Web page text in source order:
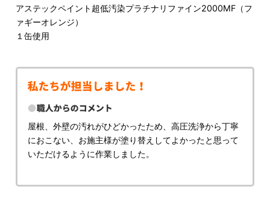
アステックペイント超低汚染プラチナリファイン2000MF（フ
ァギーオレンジ）
１缶使用
屋根、外壁の汚れがひどかったため、高圧洗浄から丁寧
におこない、お施主様が塗り替えしてよかったと思って
いただけるように作業しました。